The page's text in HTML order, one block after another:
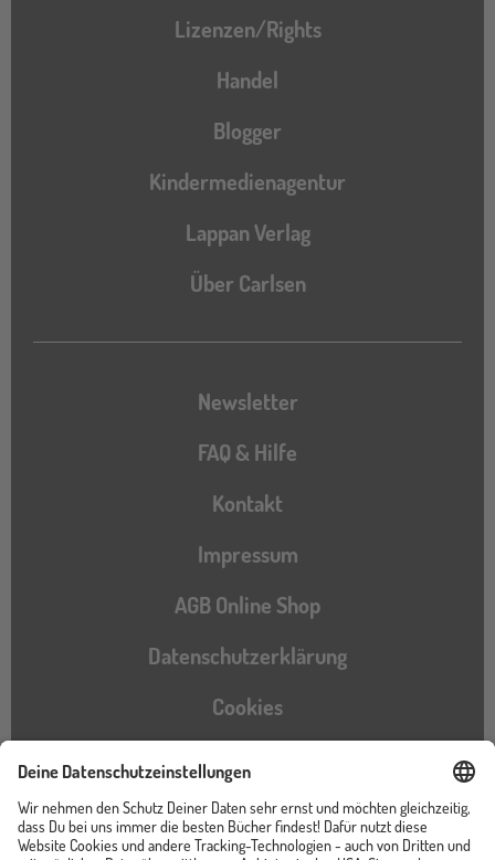
Lizenzen/Rights
Handel
Blogger
Kindermedienagentur
Lappan Verlag
Über Carlsen
Newsletter
FAQ & Hilfe
Kontakt
Impressum
AGB Online Shop
Datenschutzerklärung
Cookies
Barrierefreiheitserklärung